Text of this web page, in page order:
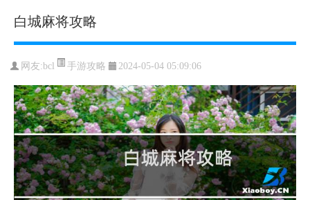
白城麻将攻略
网友:bcl 手游攻略 2024-05-04 05:09:06